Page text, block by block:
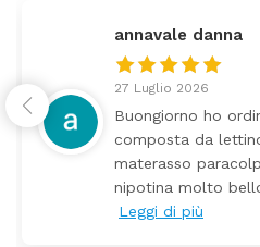
annavale danna
27 Luglio 2026
Buongiorno ho ordinato il
composta da lettino più
materasso paracolpi e
nipotina molto bello tutto
Leggi di più